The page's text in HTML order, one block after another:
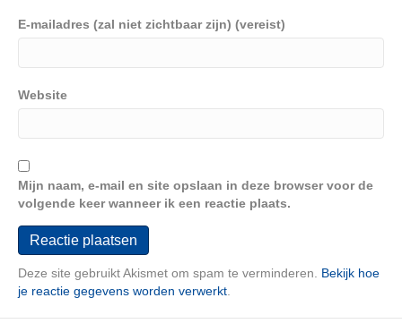
E-mailadres (zal niet zichtbaar zijn) (vereist)
Website
Mijn naam, e-mail en site opslaan in deze browser voor de
volgende keer wanneer ik een reactie plaats.
Deze site gebruikt Akismet om spam te verminderen. Bekijk hoe
je reactie gegevens worden verwerkt